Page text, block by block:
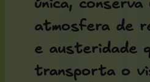
única, conserva
atmosfera de
e austeridade
transporta o